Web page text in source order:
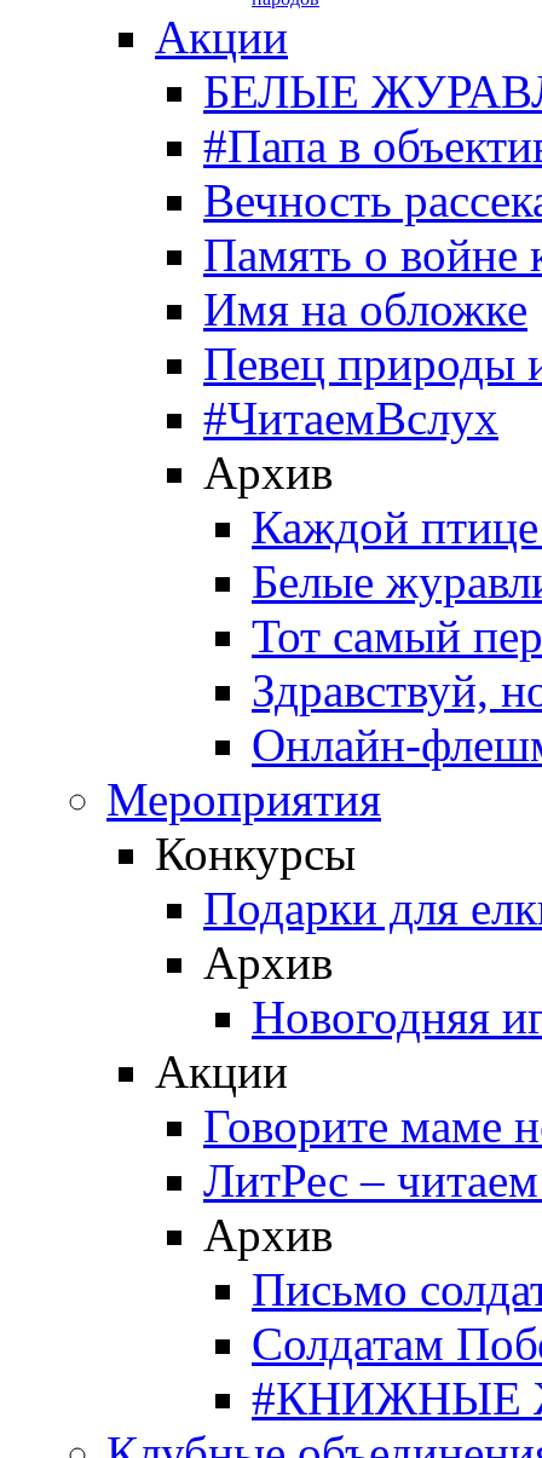
Акции
БЕЛЫЕ
#Папа в
Вечность
Память о войне
Имя на обложке
Певец природы
#ЧитаемВслух
Архив
Каждой
Белые
Тот самый
Здравствуй,
Онлайн-
Мероприятия
Конкурсы
Подарки для
Архив
Новогодняя
Акции
Говорите маме
ЛитРес –
Архив
Письмо
Солдатам
#КНИЖНЫЕ